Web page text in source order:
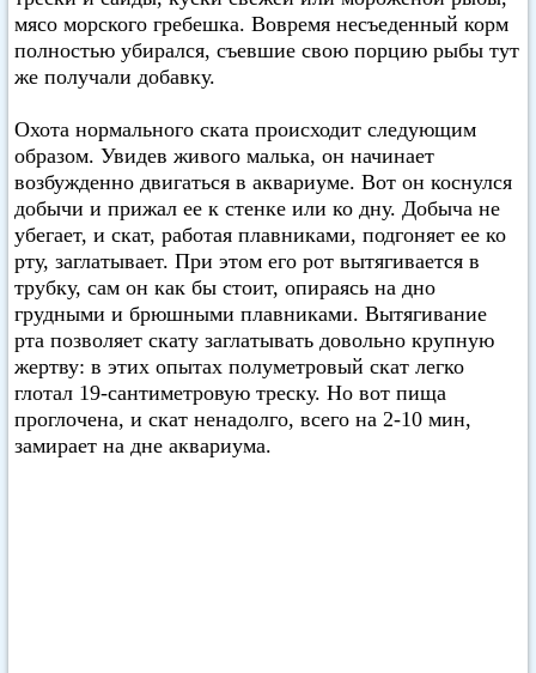
мясо морского гребешка. Вовремя несъеденный корм
полностью убирался, съевшие свою порцию рыбы тут
же получали добавку.
Охота нормального ската происходит следующим
образом. Увидев живого малька, он начинает
возбужденно двигаться в аквариуме. Вот он коснулся
добычи и прижал ее к стенке или ко дну. Добыча не
убегает, и скат, работая плавниками, подгоняет ее ко
рту, заглатывает. При этом его рот вытягивается в
трубку, сам он как бы стоит, опираясь на дно
грудными и брюшными плавниками. Вытягивание
рта позволяет скату заглатывать довольно крупную
жертву: в этих опытах полуметровый скат легко
глотал 19-сантиметровую треску. Но вот пища
проглочена, и скат ненадолго, всего на 2-10 мин,
замирает на дне аквариума.